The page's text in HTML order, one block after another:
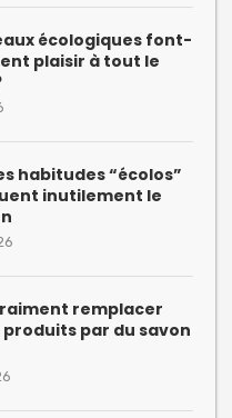
écologiques font-
plaisir à tout le
habitudes “écolos”
inutilement le
remplacer
produits par du savon